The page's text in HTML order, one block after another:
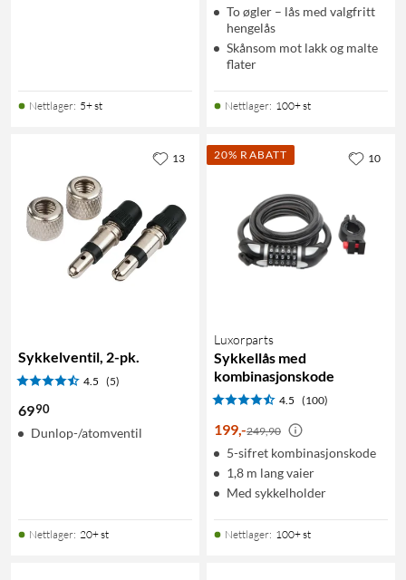
Nettlager: 5+ st
To øgler – lås med valgfritt
hengelås
Skånsom mot lakk og malte
flater
Nettlager: 100+ st
Sykkelventil, 2-pk.
4.5 (5)
6990
Dunlop-/atomventil
Nettlager: 20+ st
13 20% RABATT
Luxorparts
Sykkellås med
kombinasjonskode
4.5 (100)
199,-249,90
5-sifret kombinasjonskode
1,8 m lang vaier
Med sykkelholder
Nettlager: 100+ st
10